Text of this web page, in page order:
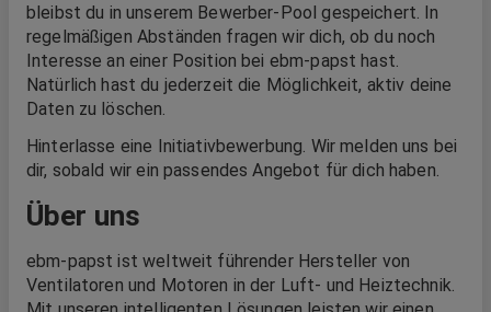
bleibst du in unserem Bewerber-Pool gespeichert. In
regelmäßigen Abständen fragen wir dich, ob du noch
Interesse an einer Position bei ebm-papst hast.
Natürlich hast du jederzeit die Möglichkeit, aktiv deine
Daten zu löschen.
Hinterlasse eine Initiativbewerbung. Wir melden uns bei
dir, sobald wir ein passendes Angebot für dich haben.
Über uns
ebm-papst ist weltweit führender Hersteller von
Ventilatoren und Motoren in der Luft- und Heiztechnik.